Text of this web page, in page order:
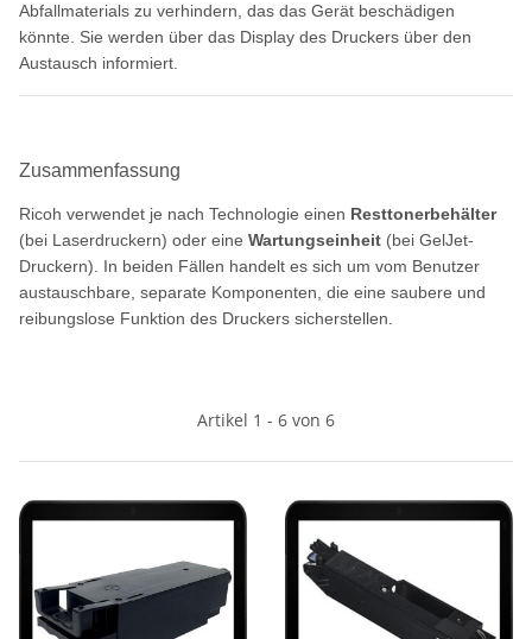
Abfallmaterials zu verhindern, das das Gerät beschädigen
könnte. Sie werden über das Display des Druckers über den
Austausch informiert.
Zusammenfassung
Ricoh verwendet je nach Technologie einen Resttonerbehälter
(bei Laserdruckern) oder eine Wartungseinheit (bei GelJet-
Druckern). In beiden Fällen handelt es sich um vom Benutzer
austauschbare, separate Komponenten, die eine saubere und
reibungslose Funktion des Druckers sicherstellen.
Artikel 1 - 6 von 6